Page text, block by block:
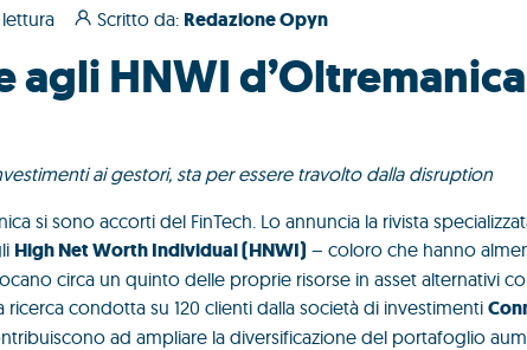
Scritto da: Redazione Opyn
agli HNWI
ai gestori, sta per essere travolto dalla disruption
si sono accorti del FinTech. Lo annuncia la rivista
High Net Worth Individual (HNWI) – coloro che hanno
circa un quinto delle proprie risorse in asset alternativi
condotta su 120 clienti dalla società di investimenti
ad ampliare la diversificazione del portafoglio